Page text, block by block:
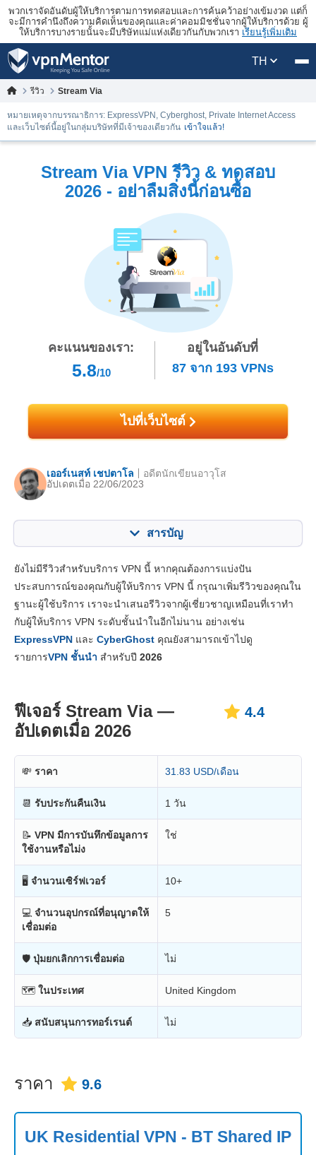
พวกเราจัดอันดับผู้ให้บริการตามการทดสอบและการค้นคว้าอย่างเข้มงวด แต่ก็
จะมีการคำนึงถึงความคิดเห็นของคุณและค่าคอมมิชชั่นจากผู้ให้บริการด้วย ผู้
ให้บริการบางรายนั้นจะมีบริษัทแม่แห่งเดียวกันกับพวกเรา เรียนรู้เพิ่มเติม
TH
รีวิว Stream Via
หมายเหตุจากบรรณาธิการ: ExpressVPN, Cyberghost, Private Internet Access
และเว็บไซต์นี้อยู่ในกลุ่มบริษัทที่มีเจ้าของเดียวกัน เข้าใจแล้ว!
Stream Via VPN รีวิว & ทดสอบ
2026 - อย่าลืมสิ่งนี้ก่อนซื้อ
คะแนนของเรา:
5.8/10
อยู่ในอันดับที่
87 จาก 193VPNs
ไปที่เว็บไซต์
เออร์เนสท์ เชปตาโล
อัปเดตเมื่อ 22/06/2023
อดีตนักเขียนอาวุโส
สารบัญ
คุณสมบัติหลัก 4.4
แอปและการติดตั้ง 6.0
ราคา 9.6
ความเสถียร & การช่วยเหลือ 6.3
ยังไม่มีรีวิวสำหรับบริการ VPN นี้ หากคุณต้องการแบ่งปัน
ประสบการณ์ของคุณกับผู้ให้บริการ VPN นี้ กรุณาเพิ่มรีวิวของคุณใน
ฐานะผู้ใช้บริการ เราจะนำเสนอรีวิวจากผู้เชี่ยวชาญเหมือนที่เราทำ
กับผู้ให้บริการ VPN ระดับชั้นนำในอีกไม่นาน อย่างเช่น
ExpressVPN และ CyberGhost คุณยังสามารถเข้าไปดู
รายการVPN ชั้นนำ สำหรับปี 2026
ฟีเจอร์ Stream Via —
อัปเดตเมื่อ 2026
4.4
💸 ราคา 31.83 USD/เดือน
📆 รับประกันคืนเงิน 1 วัน
📝 VPN มีการบันทึกข้อมูลการ
ใช้งานหรือไม่ง
ใช่
🖥 จำนวนเซิร์ฟเวอร์ 10+
💻 จำนวนอุปกรณ์ที่อนุญาตให้
เชื่อมต่อ
5
🛡 ปุ่มยกเลิกการเชื่อมต่อ ไม่
🗺 ในประเทศ United Kingdom
📥 สนับสนุนการทอร์เรนต์ ไม่
ราคา 9.6
UK Residential VPN - BT Shared IP